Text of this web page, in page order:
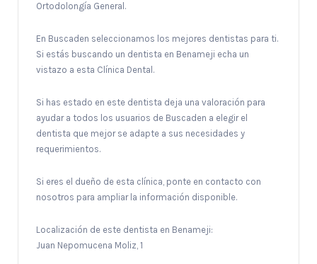
Ortodolongía General.
En Buscaden seleccionamos los mejores dentistas para ti.
Si estás buscando un dentista en Benameji echa un
vistazo a esta Clínica Dental.
Si has estado en este dentista deja una valoración para
ayudar a todos los usuarios de Buscaden a elegir el
dentista que mejor se adapte a sus necesidades y
requerimientos.
Si eres el dueño de esta clínica, ponte en contacto con
nosotros para ampliar la información disponible.
Localización de este dentista en Benameji:
Juan Nepomucena Moliz, 1